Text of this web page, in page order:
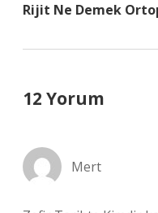
Rijit Ne Demek
12 Yorum
Mert